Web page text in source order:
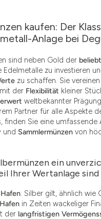
kaufen: Der
Anlage bei
sind neben Gold der
Edelmetalle zu investieren
zu schaffen. Sie
der Flexibilität kleiner
weltbekannter
Partner für alle Aspekte
finden Sie eine umfassende
und Sammlermünzen von
ein
Ihrer Wertanlage sind
: Silber gilt, ähnlich wie
in Zeiten wackeliger
der langfristigen